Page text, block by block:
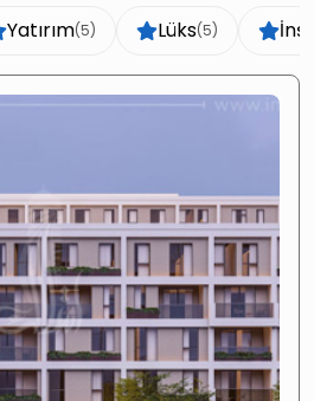
Yatırım(5) Lüks(5)